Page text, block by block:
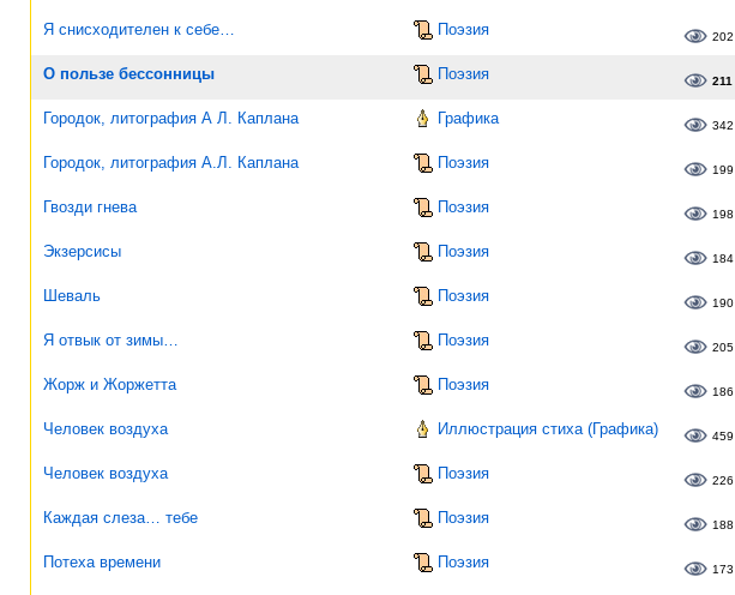
Я снисходителен к себе… Поэзия 202
О пользе бессонницы Поэзия 211
Городок, литография А Л. Каплана Графика 342
Городок, литография А.Л. Каплана Поэзия 199
Гвозди гнева Поэзия 198
Экзерсисы Поэзия 184
Шеваль Поэзия 190
Я отвык от зимы… Поэзия 205
Жорж и Жоржетта Поэзия 186
Человек воздуха Иллюстрация стиха (Графика) 459
Человек воздуха Поэзия 226
Каждая слеза… тебе Поэзия 188
Потеха времени Поэзия 173